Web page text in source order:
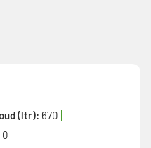
(ltr): 670
0